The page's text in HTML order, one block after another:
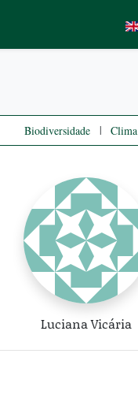
Biodiversidade | Clima
Luciana Vicária